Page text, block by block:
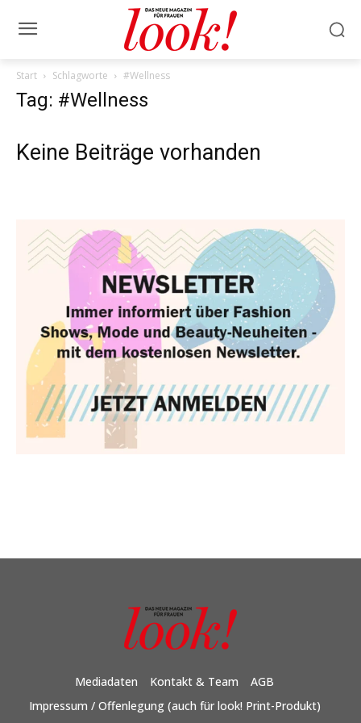
Start Schlagworte #Wellness
Tag: #Wellness
Keine Beiträge vorhanden
Mediadaten Kontakt & Team
AGB
Impressum / Offenlegung (auch für look! Print-Produkt)